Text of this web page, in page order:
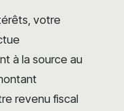
votre
à la source au
revenu fiscal